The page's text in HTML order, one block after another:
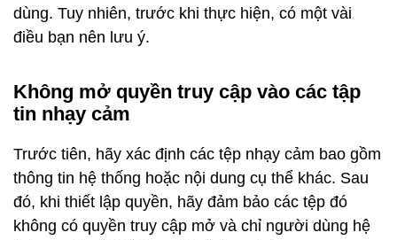
dùng. Tuy nhiên, trước khi thực hiện, có một vài
điều bạn nên lưu ý.
Không mở quyền truy cập vào các tập
tin nhạy cảm
Trước tiên, hãy xác định các tệp nhạy cảm bao gồm
thông tin hệ thống hoặc nội dung cụ thể khác. Sau
đó, khi thiết lập quyền, hãy đảm bảo các tệp đó
không có quyền truy cập mở và chỉ người dùng hệ